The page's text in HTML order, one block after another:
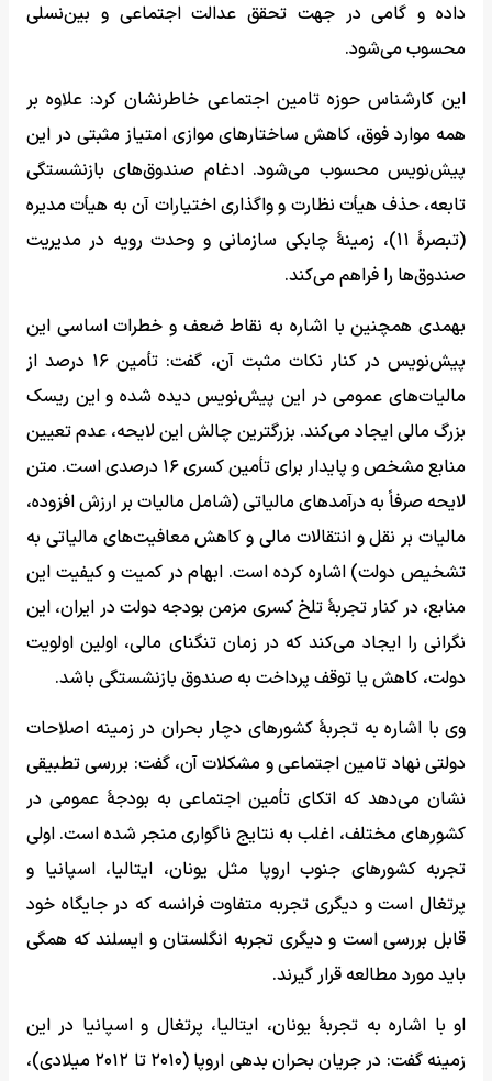
داده و گامی در جهت تحقق عدالت اجتماعی و بین‌نسلی
محسوب می‌شود.
این کارشناس حوزه تامین اجتماعی خاطرنشان کرد: علاوه بر
همه موارد فوق، کاهش ساختارهای موازی امتیاز مثبتی در این
پیش‌نویس محسوب می‌شود. ادغام صندوق‌های بازنشستگی
تابعه، حذف هیأت نظارت و واگذاری اختیارات آن به هیأت مدیره
(تبصرۀ ۱۱)، زمینۀ چابکی سازمانی و وحدت رویه در مدیریت
صندوق‌ها را فراهم می‌کند.
بهمدی همچنین با اشاره به نقاط ضعف و خطرات اساسی این
پیش‌نویس در کنار نکات مثبت آن، گفت: تأمین ۱۶ درصد از
مالیات‌های عمومی در این پیش‌نویس دیده شده و این ریسک
بزرگ مالی ایجاد می‌کند. بزرگترین چالش این لایحه، عدم تعیین
منابع مشخص و پایدار برای تأمین کسری ۱۶ درصدی است. متن
لایحه صرفاً به درآمدهای مالیاتی (شامل مالیات بر ارزش افزوده،
مالیات بر نقل و انتقالات مالی و کاهش معافیت‌های مالیاتی به
تشخیص دولت) اشاره کرده است. ابهام در کمیت و کیفیت این
منابع، در کنار تجربۀ تلخ کسری مزمن بودجه دولت در ایران، این
نگرانی را ایجاد می‌کند که در زمان تنگنای مالی، اولین اولویت
دولت، کاهش یا توقف پرداخت به صندوق بازنشستگی باشد.
وی با اشاره به تجربۀ کشورهای دچار بحران در زمینه اصلاحات
دولتی نهاد تامین اجتماعی و مشکلات آن، گفت: بررسی تطبیقی
نشان می‌دهد که اتکای تأمین اجتماعی به بودجۀ عمومی در
کشورهای مختلف، اغلب به نتایج ناگواری منجر شده است. اولی
تجربه کشورهای جنوب اروپا مثل یونان، ایتالیا، اسپانیا و
پرتغال است و دیگری تجربه متفاوت فرانسه که در جایگاه خود
قابل بررسی است و دیگری تجربه انگلستان و ایسلند که همگی
باید مورد مطالعه قرار گیرند.
او با اشاره به تجربۀ یونان، ایتالیا، پرتغال و اسپانیا در این
زمینه گفت: در جریان بحران بدهی اروپا (۲۰۱۰ تا ۲۰۱۲ میلادی)،